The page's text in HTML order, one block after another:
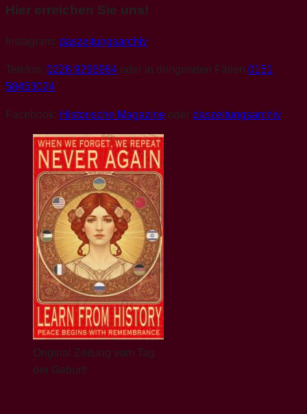
1969
originalzeitung
Apollo
11Video
zeitung
Video
MondlandungZeitgeschichte
Zeitung
Geburtstag
Hier erreichen Sie uns!
Instagram: daszeitungsarchiv
Telefon: 0228 9296984 oder in dringenden Fällen 0151
58453024
Facebook: Historische Magazine oder daszeitungsarchiv
Original Zeitung vom Tag
der Geburt!